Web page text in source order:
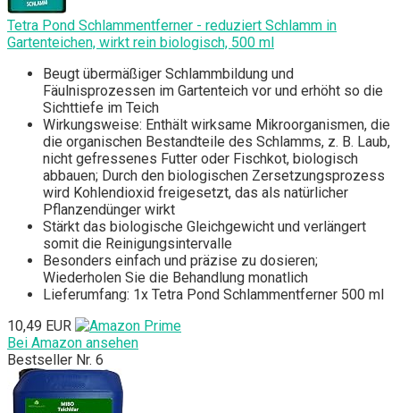
Tetra Pond Schlammentferner - reduziert Schlamm in
Gartenteichen, wirkt rein biologisch, 500 ml
Beugt übermäßiger Schlammbildung und
Fäulnisprozessen im Gartenteich vor und erhöht so die
Sichttiefe im Teich
Wirkungsweise: Enthält wirksame Mikroorganismen, die
die organischen Bestandteile des Schlamms, z. B. Laub,
nicht gefressenes Futter oder Fischkot, biologisch
abbauen; Durch den biologischen Zersetzungsprozess
wird Kohlendioxid freigesetzt, das als natürlicher
Pflanzendünger wirkt
Stärkt das biologische Gleichgewicht und verlängert
somit die Reinigungsintervalle
Besonders einfach und präzise zu dosieren;
Wiederholen Sie die Behandlung monatlich
Lieferumfang: 1x Tetra Pond Schlammentferner 500 ml
10,49 EUR
Bei Amazon ansehen
Bestseller Nr. 6